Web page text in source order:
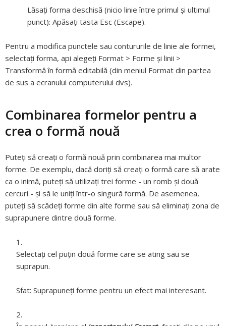
Lăsaţi forma deschisă (nicio linie între primul şi ultimul
punct): Apăsați tasta Esc (Escape).
Pentru a modifica punctele sau contururile de linie ale formei,
selectați forma, api alegeți Format > Forme și linii >
Transformă în formă editabilă (din meniul Format din partea
de sus a ecranului computerului dvs).
Combinarea formelor pentru a
crea o formă nouă
Puteți să creați o formă nouă prin combinarea mai multor
forme. De exemplu, dacă doriți să creați o formă care să arate
ca o inimă, puteți să utilizați trei forme - un romb și două
cercuri - și să le uniți într-o singură formă. De asemenea,
puteți să scădeți forme din alte forme sau să eliminați zona de
suprapunere dintre două forme.
Selectați cel puțin două forme care se ating sau se
suprapun.
Sfat: Suprapuneți forme pentru un efect mai interesant.